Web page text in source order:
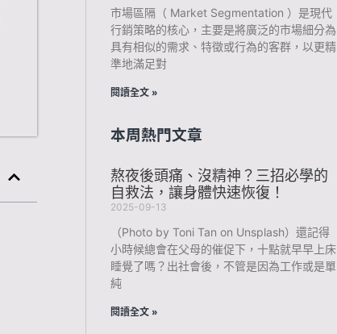
市場區隔（ Market Segmentation ）是現代
行銷策略的核心，主要是將廣泛的市場細分為
具有相似的需求、特徵或行為的客群，以更精
準地滿足對
閱讀全文 »
本周熱門文章
熬夜後頭痛、沒精神？三招必學的
自救法，讓身體快速恢復！
2025-09-13
（Photo by Toni Tan on Unsplash）還記得
小時候總會在父母的催促下，十點就早早上床
睡覺了嗎？出社會後，不管是因為工作或是單
純
閱讀全文 »